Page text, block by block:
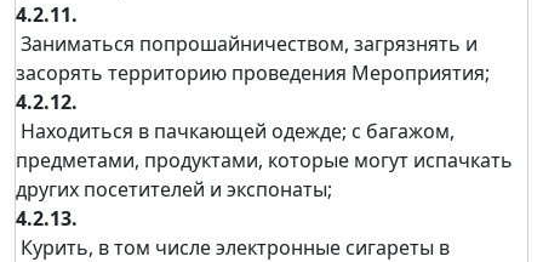
4.2.11.
Заниматься попрошайничеством, загрязнять и
засорять территорию проведения Мероприятия;
4.2.12.
Находиться в пачкающей одежде; с багажом,
предметами, продуктами, которые могут испачкать
других посетителей и экспонаты;
4.2.13.
Курить, в том числе электронные сигареты в